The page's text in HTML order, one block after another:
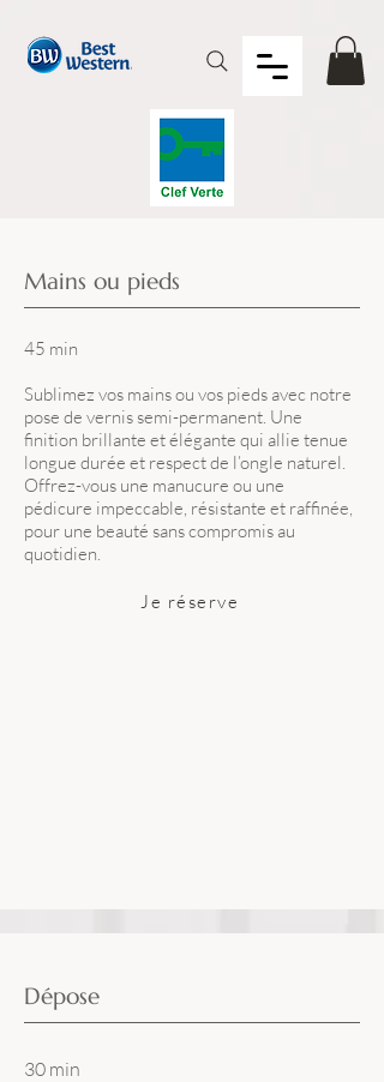
Mains ou pieds
45 min
Sublimez vos mains ou vos pieds avec notre
pose de vernis semi-permanent. Une
finition brillante et élégante qui allie tenue
longue durée et respect de l’ongle naturel.
Offrez-vous une manucure ou une
pédicure impeccable, résistante et raffinée,
pour une beauté sans compromis au
quotidien.
Je réserve
Dépose
30 min